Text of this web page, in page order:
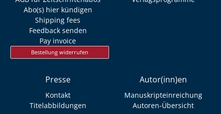
Abo(s) hier kündigen
Shipping fees
Feedback senden
Pay invoice
Bestellung widerrufen
Presse
Kontakt
Titelabbildungen
Autor(inn)en
Manuskripteinreichung
Autoren-Übersicht